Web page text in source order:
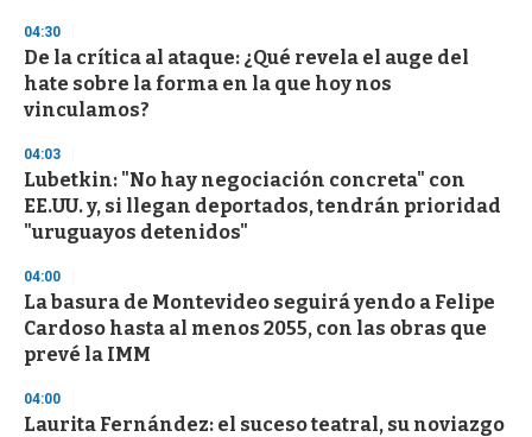
04:30
De la crítica al ataque: ¿Qué revela el auge del
hate sobre la forma en la que hoy nos
vinculamos?
04:03
Lubetkin: "No hay negociación concreta" con
EE.UU. y, si llegan deportados, tendrán prioridad
"uruguayos detenidos"
04:00
La basura de Montevideo seguirá yendo a Felipe
Cardoso hasta al menos 2055, con las obras que
prevé la IMM
04:00
Laurita Fernández: el suceso teatral, su noviazgo